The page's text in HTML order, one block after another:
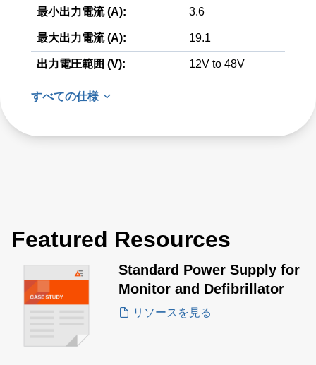
最小出力電流 (A): 3.6
最大出力電流 (A): 19.1
出力電圧範囲 (V): 12V to 48V
すべての仕様
Featured Resources
Standard Power Supply for
Monitor and Defibrillator
リソースを見る